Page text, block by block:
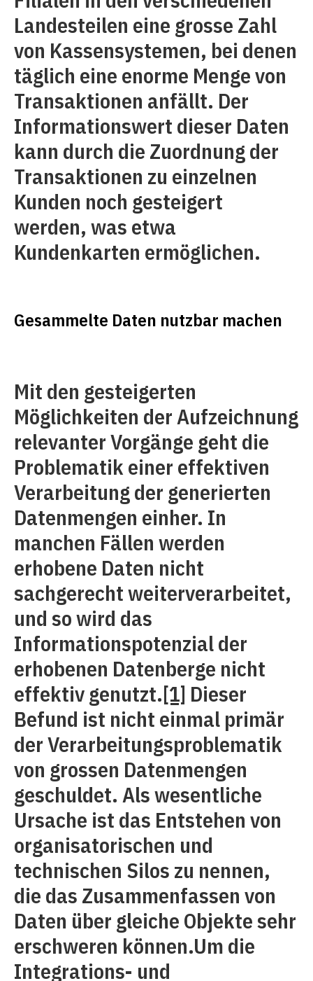
Landesteilen eine grosse Zahl
von Kassensystemen, bei denen
täglich eine enorme Menge von
Transaktionen anfällt. Der
Informationswert dieser Daten
kann durch die Zuordnung der
Transaktionen zu einzelnen
Kunden noch gesteigert
werden, was etwa
Kundenkarten ermöglichen.
Gesammelte Daten nutzbar machen
Mit den gesteigerten
Möglichkeiten der Aufzeichnung
relevanter Vorgänge geht die
Problematik einer effektiven
Verarbeitung der generierten
Datenmengen einher. In
manchen Fällen werden
erhobene Daten nicht
sachgerecht weiterverarbeitet,
und so wird das
Informationspotenzial der
erhobenen Datenberge nicht
effektiv genutzt.[1] Dieser
Befund ist nicht einmal primär
der Verarbeitungsproblematik
von grossen Datenmengen
geschuldet. Als wesentliche
Ursache ist das Entstehen von
organisatorischen und
technischen Silos zu nennen,
die das Zusammenfassen von
Daten über gleiche Objekte sehr
erschweren können.Um die
Integrations- und